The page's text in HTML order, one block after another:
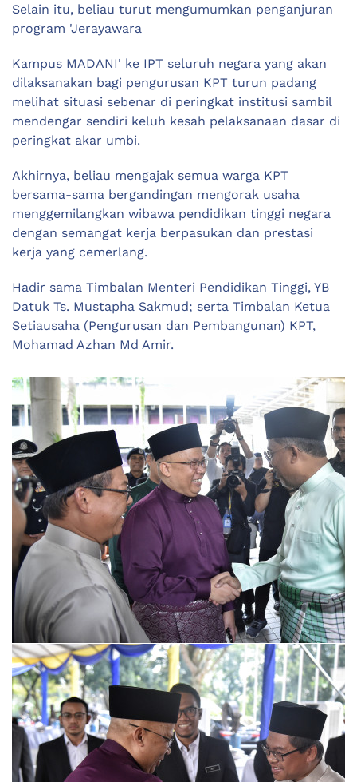
Selain itu, beliau turut mengumumkan penganjuran
program 'Jerayawara
Kampus MADANI' ke IPT seluruh negara yang akan
dilaksanakan bagi pengurusan KPT turun padang
melihat situasi sebenar di peringkat institusi sambil
mendengar sendiri keluh kesah pelaksanaan dasar di
peringkat akar umbi.
Akhirnya, beliau mengajak semua warga KPT
bersama-sama bergandingan mengorak usaha
menggemilangkan wibawa pendidikan tinggi negara
dengan semangat kerja berpasukan dan prestasi
kerja yang cemerlang.
Hadir sama Timbalan Menteri Pendidikan Tinggi, YB
Datuk Ts. Mustapha Sakmud; serta Timbalan Ketua
Setiausaha (Pengurusan dan Pembangunan) KPT,
Mohamad Azhan Md Amir.